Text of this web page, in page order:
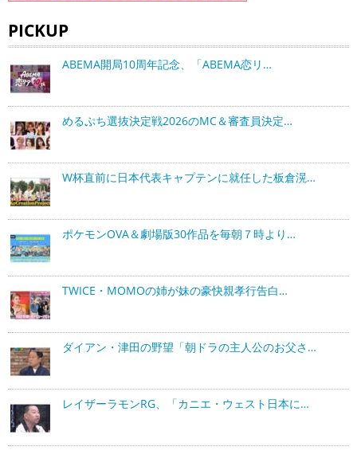
PICKUP
ABEMA開局10周年記念、「ABEMA恋リ…
めるぷち選抜決定戦2026のMC＆審査員決定…
W杯直前に日本代表キャプテンに就任した板倉滉…
ポケモンOVA＆劇場版30作品を毎朝７時より…
TWICE・MOMOの姉が妹の豪快親孝行告白…
ダイアン・津田の野望「朝ドラの主人公のお父さ…
レイザーラモンRG、「カニエ・ウェスト日本に…